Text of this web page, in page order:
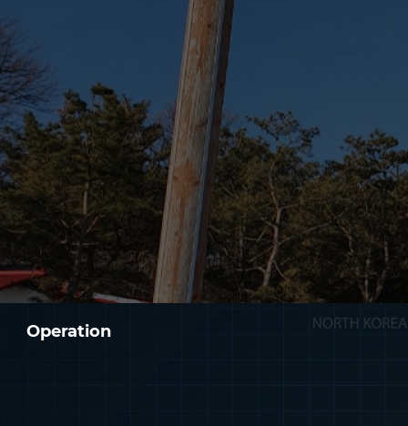
Operation